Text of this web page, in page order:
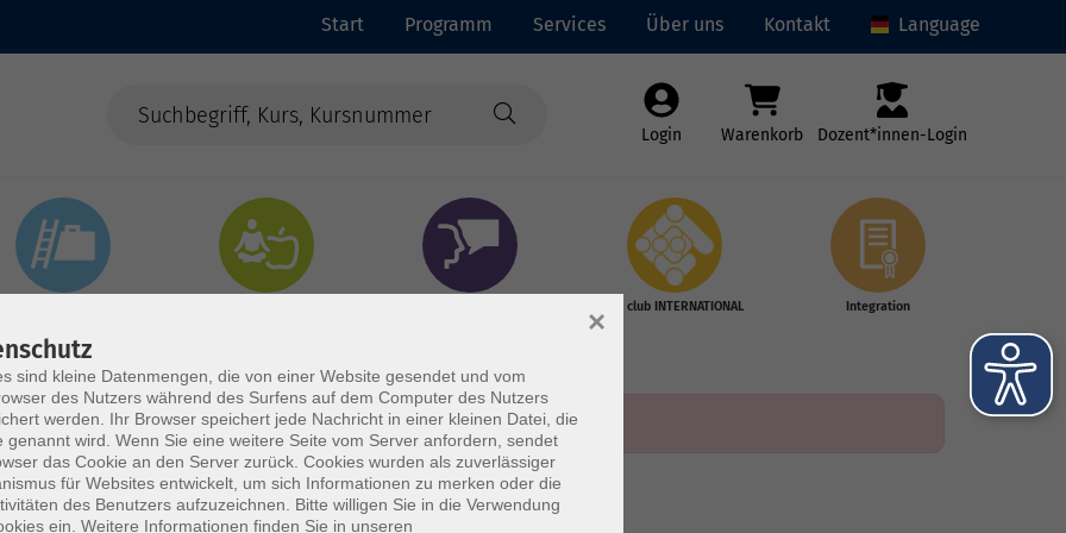
Start Programm Services Über uns Kontakt Language
Login Warenkorb Dozent*innen-Login
vhs club INTERNATIONAL Integration
sind kleine Datenmengen, die von einer Website gesendet und vom
des Nutzers während des Surfens auf dem Computer des Nutzers
werden. Ihr Browser speichert jede Nachricht in einer kleinen Datei, die
genannt wird. Wenn Sie eine weitere Seite vom Server anfordern, sendet
das Cookie an den Server zurück. Cookies wurden als zuverlässiger
für Websites entwickelt, um sich Informationen zu merken oder die
des Benutzers aufzuzeichnen. Bitte willigen Sie in die Verwendung
ein. Weitere Informationen finden Sie in unseren
×